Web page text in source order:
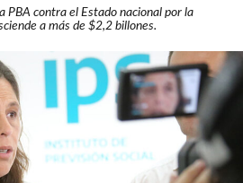
PBA contra el Estado nacional por la
a más de $2,2 billones.